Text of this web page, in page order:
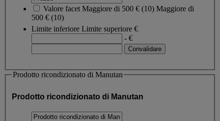
Valore facet Maggiore di 500 € (10) Maggiore di
500 € (10)
Limite inferiore Limite superiore €
- €
Prodotto ricondizionato di Manutan
Prodotto ricondizionato di Manutan